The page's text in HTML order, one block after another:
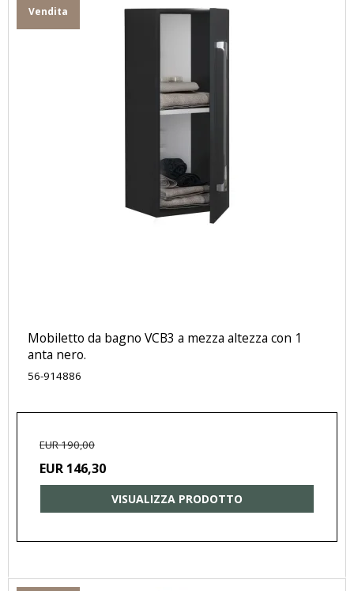
Vendita
Mobiletto da bagno VCB3 a mezza altezza con 1
anta nero.
56-914886
EUR 190,00
EUR 146,30
VISUALIZZA PRODOTTO